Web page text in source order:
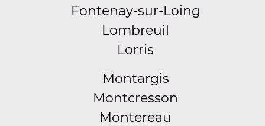
Fontenay-sur-Loing
Lombreuil
Lorris
Montargis
Montcresson
Montereau